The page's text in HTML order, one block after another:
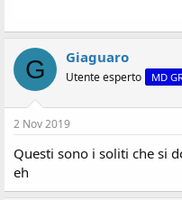
G Giaguaro
Utente esperto MD
2 Nov 2019
Questi sono i soliti che si
eh